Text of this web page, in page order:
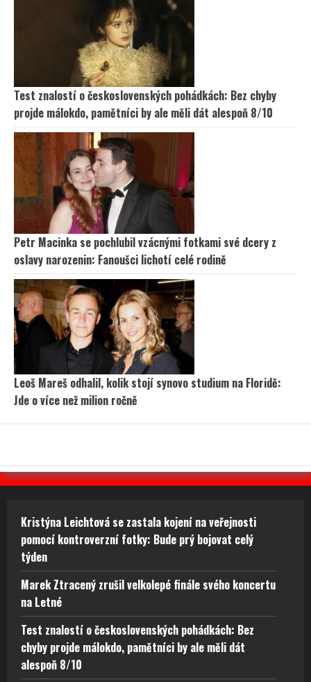
Test znalostí o československých pohádkách: Bez chyby
projde málokdo, pamětníci by ale měli dát alespoň 8/10
Petr Macinka se pochlubil vzácnými fotkami své dcery z
oslavy narozenin: Fanoušci lichotí celé rodině
Leoš Mareš odhalil, kolik stojí synovo studium na Floridě:
Jde o více než milion ročně
Kristýna Leichtová se zastala kojení na veřejnosti
pomocí kontroverzní fotky: Bude prý bojovat celý
týden
Marek Ztracený zrušil velkolepé finále svého koncertu
na Letné
Test znalostí o československých pohádkách: Bez
chyby projde málokdo, pamětníci by ale měli dát
alespoň 8/10